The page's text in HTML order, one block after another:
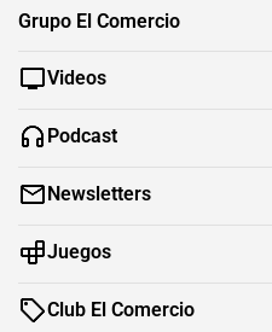
Grupo El Comercio
Videos
Podcast
Newsletters
Juegos
Club El Comercio